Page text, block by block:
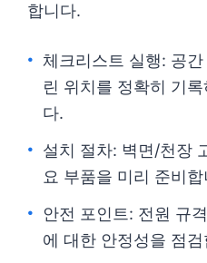
합니다.
체크리스트 실행: 공
린 위치를 정확히 기
다.
설치 절차: 벽면/천장
요 부품을 미리 준비합
안전 포인트: 전원 규
에 대한 안정성을 점